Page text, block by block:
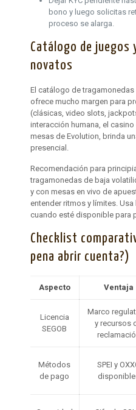
bono y luego solicitas
proceso se alarga.
Catálogo de juegos
novatos
El catálogo de
ofrece mucho margen para
(clásicas, video slots,
interacción humana, el
mesas de Evolution, brinda
presencial.
Recomendación para
tragamonedas de baja
y con mesas en vivo de
entender ritmos y límites.
cuando esté disponible para
Checklist
pena abrir cuenta?)
Aspecto Ventaja
Licencia
SEGOB
Marco
y recursos
Métodos
de pago
SPEI y